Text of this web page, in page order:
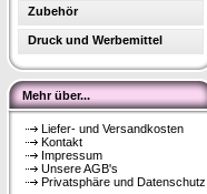
Zubehör
Druck und Werbemittel
Mehr über...
Liefer- und Versandkosten
Kontakt
Impressum
Unsere AGB's
Privatsphäre und Datenschutz